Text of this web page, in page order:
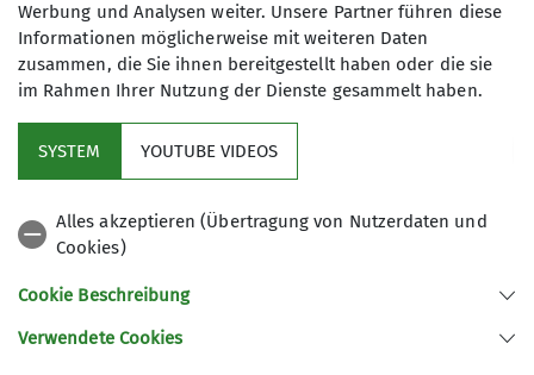
Werbung und Analysen weiter. Unsere Partner führen diese
Informationen möglicherweise mit weiteren Daten
zusammen, die Sie ihnen bereitgestellt haben oder die sie
im Rahmen Ihrer Nutzung der Dienste gesammelt haben.
SYSTEM YOUTUBE VIDEOS
Alles akzeptieren (Übertragung von Nutzerdaten und
Cookies)
Cookie Beschreibung
Verwendete Cookies